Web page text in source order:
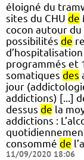
éloigné du
sites du CHU de
cocon autour
possibilités de
d’hospitalisation
programmés et
somatiques des
jour
addictions) [...]
dessus de la
addictions :
consommé de
11/09/2020 18:06